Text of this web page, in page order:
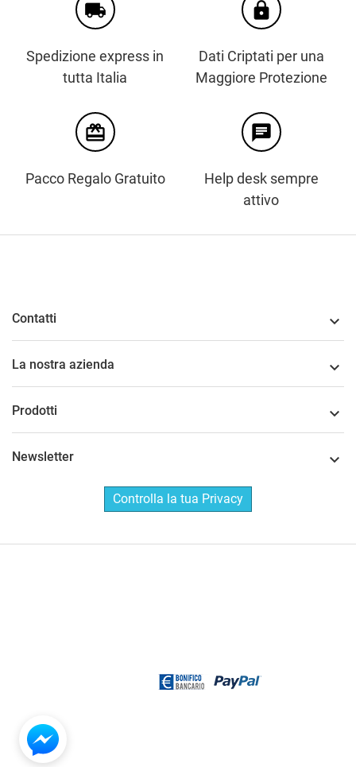
local_shipping
Spedizione express in
tutta Italia
https
Dati Criptati per una
Maggiore Protezione
card_giftcard
Pacco Regalo Gratuito
chat
Help desk sempre
attivo
Contatti 
La nostra azienda 
Prodotti 
Newsletter 
Controlla la tua Privacy